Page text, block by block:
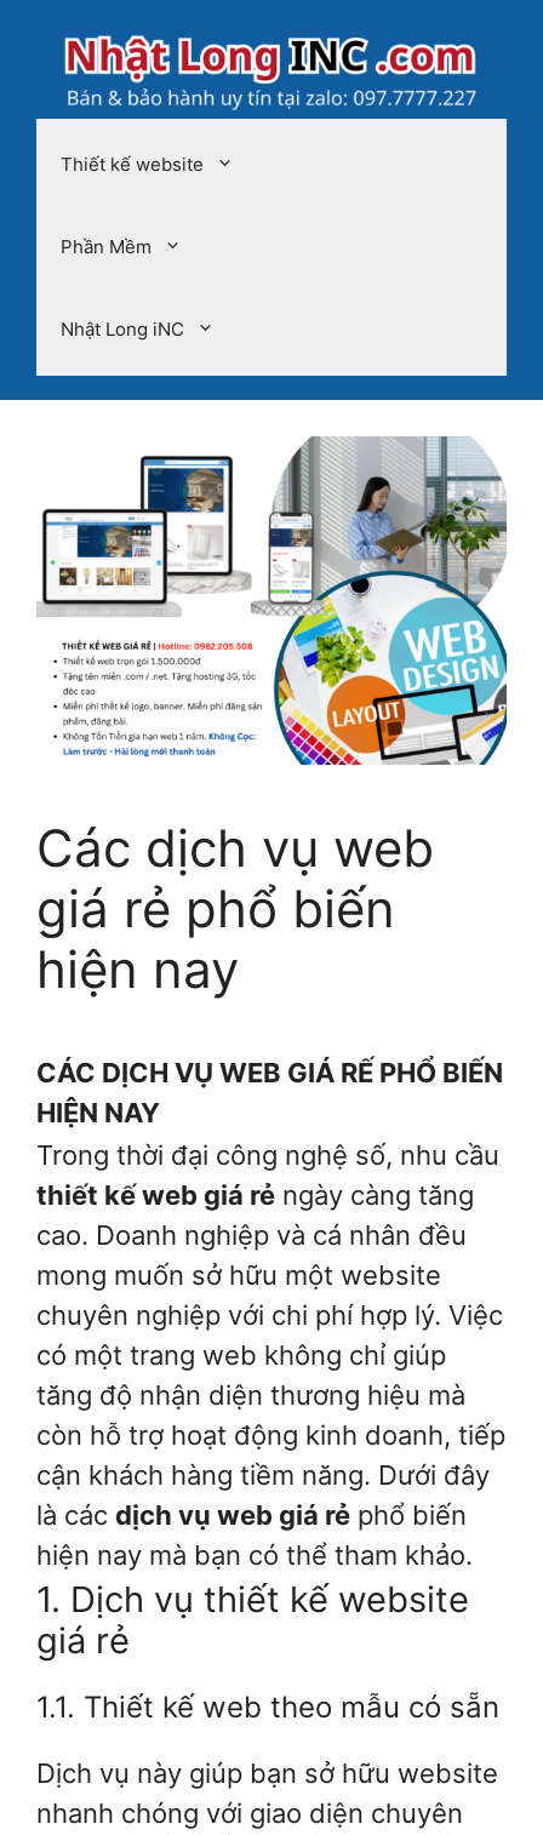
Thiết kế website
Phần Mềm
Nhật Long iNC
Các dịch vụ web
giá rẻ phổ biến
hiện nay
CÁC DỊCH VỤ WEB GIÁ RẾ PHỔ BIẾN
HIỆN NAY
Trong thời đại công nghệ số, nhu cầu
thiết kế web giá rẻ ngày càng tăng
cao. Doanh nghiệp và cá nhân đều
mong muốn sở hữu một website
chuyên nghiệp với chi phí hợp lý. Việc
có một trang web không chỉ giúp
tăng độ nhận diện thương hiệu mà
còn hỗ trợ hoạt động kinh doanh, tiếp
cận khách hàng tiềm năng. Dưới đây
là các dịch vụ web giá rẻ phổ biến
hiện nay mà bạn có thể tham khảo.
1. Dịch vụ thiết kế website
giá rẻ
1.1. Thiết kế web theo mẫu có sẵn
Dịch vụ này giúp bạn sở hữu website
nhanh chóng với giao diện chuyên